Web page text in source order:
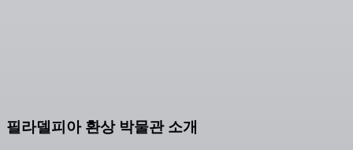
필라델피아 환상 박물관 소개